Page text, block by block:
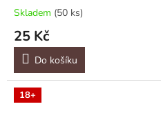
Skladem (50 ks)
25 Kč
Do košíku
18+